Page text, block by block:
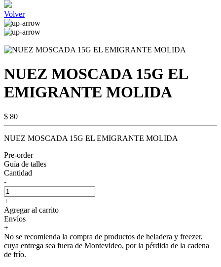
Volver
NUEZ MOSCADA 15G EL
EMIGRANTE MOLIDA
$ 80
NUEZ MOSCADA 15G EL EMIGRANTE MOLIDA
Pre-order
Guía de talles
Cantidad
-
+
Agregar al carrito
Envíos
+
No se recomienda la compra de productos de heladera y freezer,
cuya entrega sea fuera de Montevideo, por la pérdida de la cadena
de frío.